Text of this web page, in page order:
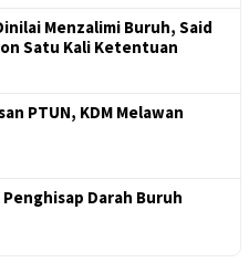
Menzalimi Buruh, Said
Satu Kali Ketentuan
PTUN, KDM Melawan
Darah Buruh